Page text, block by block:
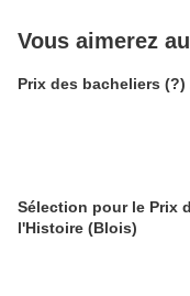
Vous aimerez
Prix des bacheliers (?)
Sélection pour le Prix
l'Histoire (Blois)